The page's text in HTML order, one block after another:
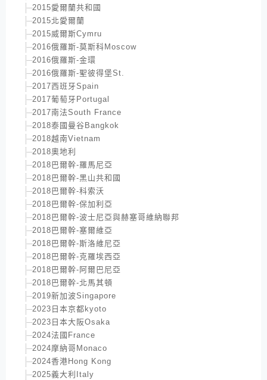
2015愛爾蘭共和國
2015北愛爾蘭
2015威爾斯Cymru
2016俄羅斯-莫斯科Moscow
2016俄羅斯-金環
2016俄羅斯-聖彼得堡St.
2017西班牙Spain
2017葡萄牙Portugal
2017南法South France
2018泰國曼谷Bangkok
2018越南Vietnam
2018奧地利
2018巴爾幹-羅馬尼亞
2018巴爾幹-黑山共和國
2018巴爾幹-科索沃
2018巴爾幹-保加利亞
2018巴爾幹-波士尼亞與赫塞哥維納聯邦
2018巴爾幹-塞爾維亞
2018巴爾幹-斯洛維尼亞
2018巴爾幹-克羅埃西亞
2018巴爾幹-阿爾巴尼亞
2018巴爾幹-北馬其頓
2019新加波Singapore
2023日本京都kyoto
2023日本大阪Osaka
2024法國France
2024摩納哥Monaco
2024香港Hong Kong
2025義大利Italy